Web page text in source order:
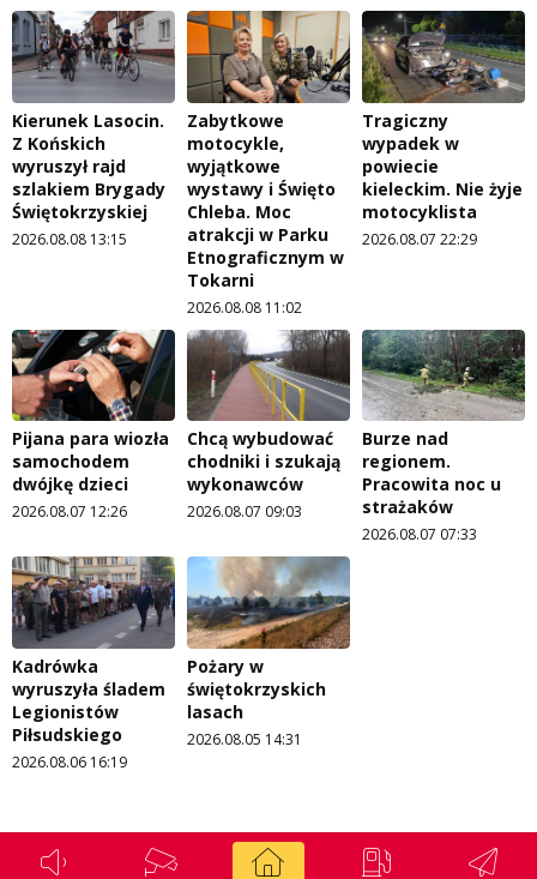
Kierunek Lasocin.
Z Końskich
wyruszył rajd
szlakiem Brygady
Świętokrzyskiej
2026.08.08 13:15
Zabytkowe
motocykle,
wyjątkowe
wystawy i Święto
Chleba. Moc
atrakcji w Parku
Etnograficznym w
Tokarni
2026.08.08 11:02
Tragiczny
wypadek w
powiecie
kieleckim. Nie żyje
motocyklista
2026.08.07 22:29
Pijana para wiozła
samochodem
dwójkę dzieci
2026.08.07 12:26
Chcą wybudować
chodniki i szukają
wykonawców
2026.08.07 09:03
Burze nad
regionem.
Pracowita noc u
strażaków
2026.08.07 07:33
Kadrówka
wyruszyła śladem
Legionistów
Piłsudskiego
2026.08.06 16:19
Pożary w
świętokrzyskich
lasach
2026.08.05 14:31